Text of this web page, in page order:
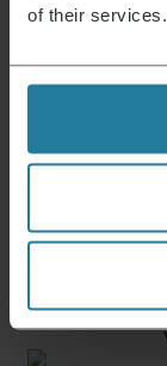
of their services.
Théière et
C’est
Pas un luxe